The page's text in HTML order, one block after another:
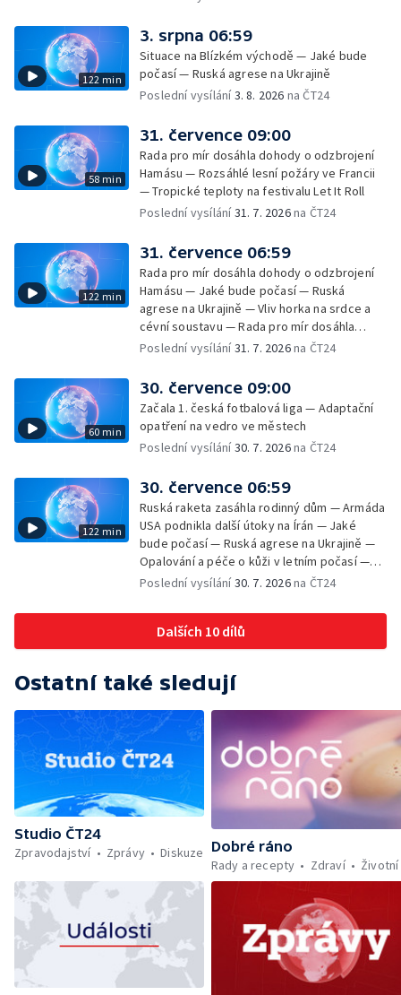
122 min
3. srpna 06:59
Situace na Blízkém východě — Jaké bude
počasí — Ruská agrese na Ukrajině
Poslední vysílání3. 8. 2026 na ČT24
58 min
31. července 09:00
Rada pro mír dosáhla dohody o odzbrojení
Hamásu — Rozsáhlé lesní požáry ve Francii
— Tropické teploty na festivalu Let It Roll
Poslední vysílání31. 7. 2026na ČT24
122 min
31. července 06:59
Rada pro mír dosáhla dohody o odzbrojení
Hamásu — Jaké bude počasí — Ruská
agrese na Ukrajině — Vliv horka na srdce a
cévní soustavu — Rada pro mír dosáhla
dohody o odzbrojení Hamásu — Dokument
začíná výplata superdávky — Tropické
teploty zatěžují i volně žijící zvířata
Poslední vysílání31. 7. 2026na ČT24
60 min
30. července 09:00
Začala 1. česká fotbalová liga — Adaptační
opatření na vedro ve městech
Poslední vysílání30. 7. 2026na ČT24
122 min
30. července 06:59
Ruská raketa zasáhla rodinný dům — Armáda
USA podnikla další útoky na Írán — Jaké
bude počasí — Ruská agrese na Ukrajině —
Opalování a péče o kůži v letním počasí —
Filmové premiéry — Komedie Dovolená v
na chování řidičů
Poslední vysílání30. 7. 2026na ČT24
Dalších 10 dílů
Ostatní také sledují
Studio ČT24
Zpravodajství
Zprávy Diskuze
Dobré ráno
Rady a recepty
Zdraví